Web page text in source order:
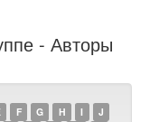
- Авторы
F G H I
J